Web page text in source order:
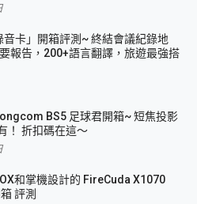
音卡」開箱評測~ 終結會議紀錄地
報告，200+語言翻譯，旅遊最強搭
BS5 足球君開箱~ 短焦投影
！ 折扣碼在這～
和掌機設計的 FireCuda X1070
評測